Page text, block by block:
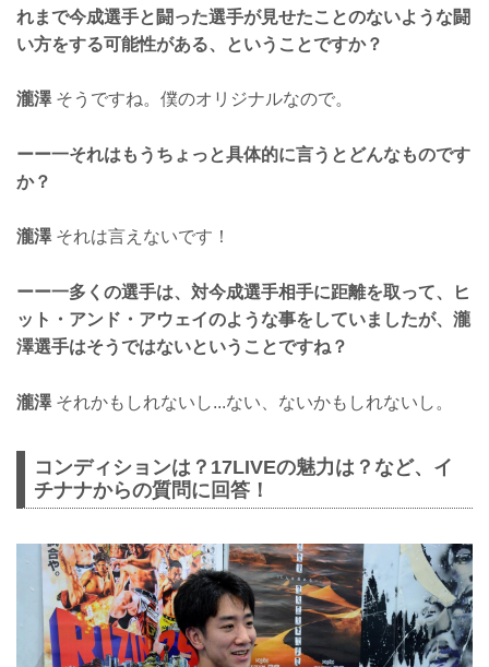
れまで今成選手と闘った選手が見せたことのないような闘
い方をする可能性がある、ということですか？
瀧澤そうですね。僕のオリジナルなので。
ーー一それはもうちょっと具体的に言うとどんなものです
か？
瀧澤それは言えないです！
ーー一多くの選手は、対今成選手相手に距離を取って、ヒ
ット・アンド・アウェイのような事をしていましたが、瀧
澤選手はそうではないということですね？
瀧澤それかもしれないし...ない、ないかもしれないし。
コンディションは？17LIVEの魅力は？など、イ
チナナからの質問に回答！